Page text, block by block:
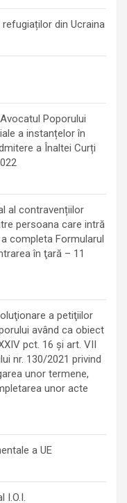
din Ucraina
Poporului
a instanțelor în
a Înaltei Curți
al contravențiilor
persoana care intră
completa Formularul
în ţară – 11
a petiţiilor
având ca obiect
pct. 16 și art. VII
nr. 130/2021 privind
unor termene,
unor acte
a UE
I.O.I.